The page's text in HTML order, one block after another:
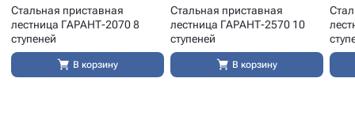
Стальная приставная
лестница ГАРАНТ-2070 8
ступеней
В корзину
Стальная приставная
лестница ГАРАНТ-2570 10
ступеней
В корзину